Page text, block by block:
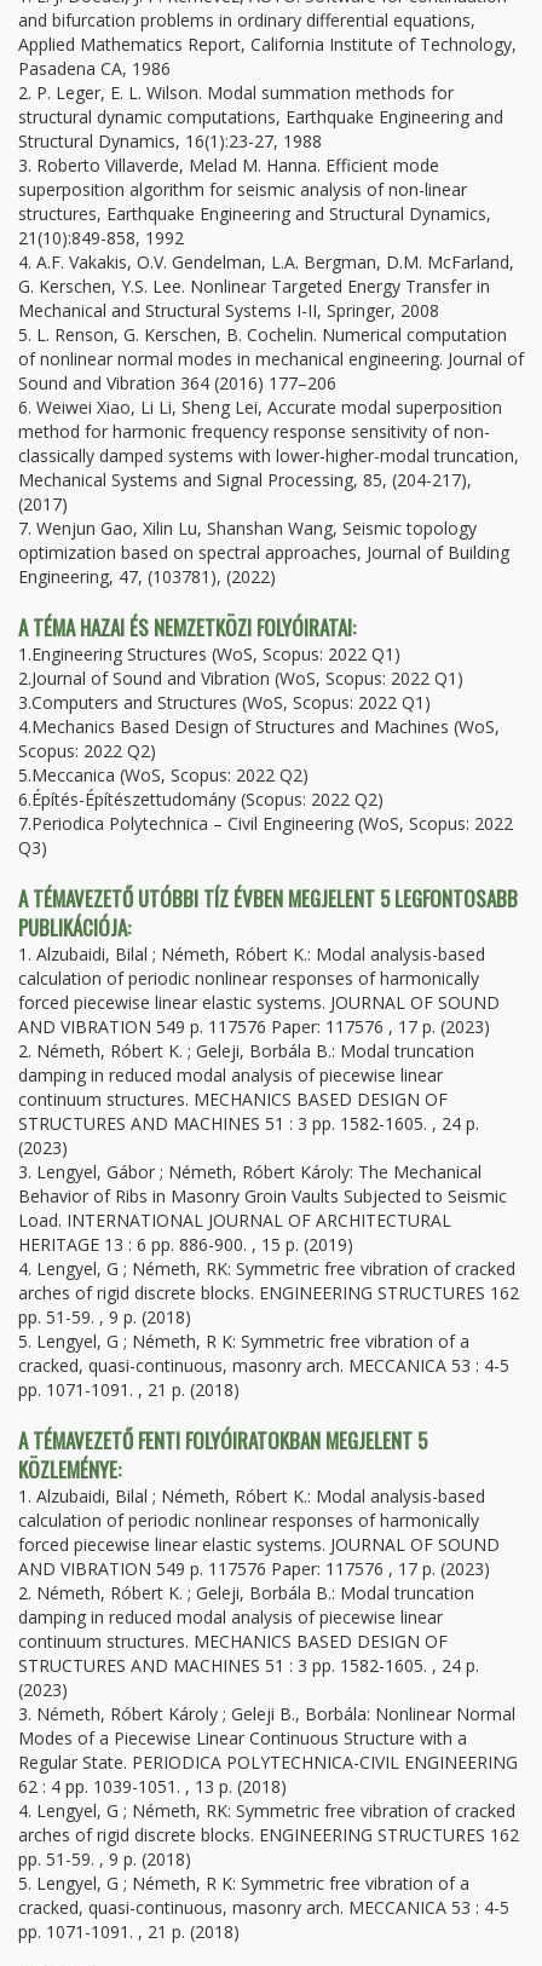
and bifurcation problems in ordinary differential equations,
Applied Mathematics Report, California Institute of Technology,
Pasadena CA, 1986
2. P. Leger, E. L. Wilson. Modal summation methods for
structural dynamic computations, Earthquake Engineering and
Structural Dynamics, 16(1):23-27, 1988
3. Roberto Villaverde, Melad M. Hanna. Efficient mode
superposition algorithm for seismic analysis of non-linear
structures, Earthquake Engineering and Structural Dynamics,
21(10):849-858, 1992
4. A.F. Vakakis, O.V. Gendelman, L.A. Bergman, D.M. McFarland,
G. Kerschen, Y.S. Lee. Nonlinear Targeted Energy Transfer in
Mechanical and Structural Systems I-II, Springer, 2008
5. L. Renson, G. Kerschen, B. Cochelin. Numerical computation
of nonlinear normal modes in mechanical engineering. Journal of
Sound and Vibration 364 (2016) 177–206
6. Weiwei Xiao, Li Li, Sheng Lei, Accurate modal superposition
method for harmonic frequency response sensitivity of non-
classically damped systems with lower-higher-modal truncation,
Mechanical Systems and Signal Processing, 85, (204-217),
(2017)
7. Wenjun Gao, Xilin Lu, Shanshan Wang, Seismic topology
optimization based on spectral approaches, Journal of Building
Engineering, 47, (103781), (2022)
A TÉMA HAZAI ÉS NEMZETKÖZI FOLYÓIRATAI:
1.Engineering Structures (WoS, Scopus: 2022 Q1)
2.Journal of Sound and Vibration (WoS, Scopus: 2022 Q1)
3.Computers and Structures (WoS, Scopus: 2022 Q1)
4.Mechanics Based Design of Structures and Machines (WoS,
Scopus: 2022 Q2)
5.Meccanica (WoS, Scopus: 2022 Q2)
6.Építés-Építészettudomány (Scopus: 2022 Q2)
7.Periodica Polytechnica – Civil Engineering (WoS, Scopus: 2022
Q3)
A TÉMAVEZETŐ UTÓBBI TÍZ ÉVBEN MEGJELENT 5 LEGFONTOSABB
PUBLIKÁCIÓJA:
1. Alzubaidi, Bilal ; Németh, Róbert K.: Modal analysis-based
calculation of periodic nonlinear responses of harmonically
forced piecewise linear elastic systems. JOURNAL OF SOUND
AND VIBRATION 549 p. 117576 Paper: 117576 , 17 p. (2023)
2. Németh, Róbert K. ; Geleji, Borbála B.: Modal truncation
damping in reduced modal analysis of piecewise linear
continuum structures. MECHANICS BASED DESIGN OF
STRUCTURES AND MACHINES 51 : 3 pp. 1582-1605. , 24 p.
(2023)
3. Lengyel, Gábor ; Németh, Róbert Károly: The Mechanical
Behavior of Ribs in Masonry Groin Vaults Subjected to Seismic
Load. INTERNATIONAL JOURNAL OF ARCHITECTURAL
HERITAGE 13 : 6 pp. 886-900. , 15 p. (2019)
4. Lengyel, G ; Németh, RK: Symmetric free vibration of cracked
arches of rigid discrete blocks. ENGINEERING STRUCTURES 162
pp. 51-59. , 9 p. (2018)
5. Lengyel, G ; Németh, R K: Symmetric free vibration of a
cracked, quasi-continuous, masonry arch. MECCANICA 53 : 4-5
pp. 1071-1091. , 21 p. (2018)
A TÉMAVEZETŐ FENTI FOLYÓIRATOKBAN MEGJELENT 5
KÖZLEMÉNYE:
1. Alzubaidi, Bilal ; Németh, Róbert K.: Modal analysis-based
calculation of periodic nonlinear responses of harmonically
forced piecewise linear elastic systems. JOURNAL OF SOUND
AND VIBRATION 549 p. 117576 Paper: 117576 , 17 p. (2023)
2. Németh, Róbert K. ; Geleji, Borbála B.: Modal truncation
damping in reduced modal analysis of piecewise linear
continuum structures. MECHANICS BASED DESIGN OF
STRUCTURES AND MACHINES 51 : 3 pp. 1582-1605. , 24 p.
(2023)
3. Németh, Róbert Károly ; Geleji B., Borbála: Nonlinear Normal
Modes of a Piecewise Linear Continuous Structure with a
Regular State. PERIODICA POLYTECHNICA-CIVIL ENGINEERING
62 : 4 pp. 1039-1051. , 13 p. (2018)
4. Lengyel, G ; Németh, RK: Symmetric free vibration of cracked
arches of rigid discrete blocks. ENGINEERING STRUCTURES 162
pp. 51-59. , 9 p. (2018)
5. Lengyel, G ; Németh, R K: Symmetric free vibration of a
cracked, quasi-continuous, masonry arch. MECCANICA 53 : 4-5
pp. 1071-1091. , 21 p. (2018)